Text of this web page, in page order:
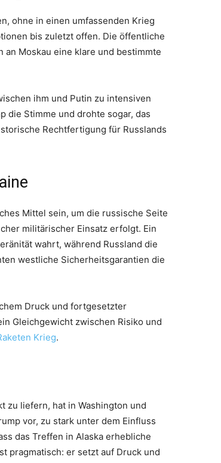
ohne in einen umfassenden Krieg
bis zuletzt offen. Die öffentliche
Moskau eine klare und bestimmte
ihm und Putin zu intensiven
die Stimme und drohte sogar, das
Rechtfertigung für Russlands
Mittel sein, um die russische Seite
militärischer Einsatz erfolgt. Ein
wahrt, während Russland die
westliche Sicherheitsgarantien die
Druck und fortgesetzter
Gleichgewicht zwischen Risiko und
Krieg.
zu liefern, hat in Washington und
vor, zu stark unter dem Einfluss
das Treffen in Alaska erhebliche
pragmatisch: er setzt auf Druck und